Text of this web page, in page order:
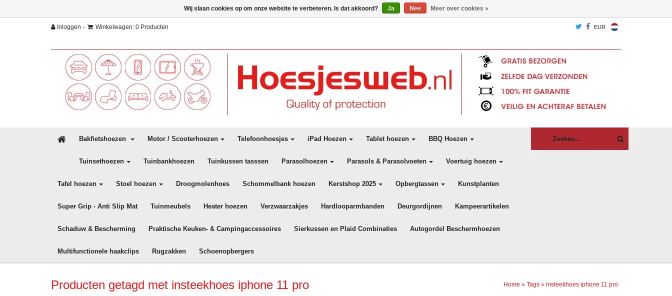
Inloggen - Winkelwagen: 0 Producten EUR
Bakfietshoezen Motor / Scooterhoezen Telefoonhoesjes iPad Hoezen Tablet hoezen BBQ Hoezen
Tuinsethoezen Tuinbankhoezen Tuinkussen tasssen Parasolhoezen Parasols & Parasolvoeten Voertuig hoezen
Tafel hoezen Stoel hoezen Droogmolenhoes Schommelbank hoezen Kerstshop 2025 Opbergtassen Kunstplanten
Super Grip - Anti Slip Mat Tuinmeubels Heater hoezen Verzwaarzakjes Hardlooparmbanden Deurgordijnen Kampeerartikelen
Schaduw & Bescherming Praktische Keuken- & Campingaccessoires Sierkussen en Plaid Combinaties Autogordel Beschermhoezen
Multifunctionele haakclips Rugzakken Schoenopbergers
Producten getagd met insteekhoes iphone 11 pro Home » Tags » insteekhoes iphone 11 pro
Wij slaan cookies op om onze website te verbeteren. Is dat akkoord? Ja Nee Meer over cookies »